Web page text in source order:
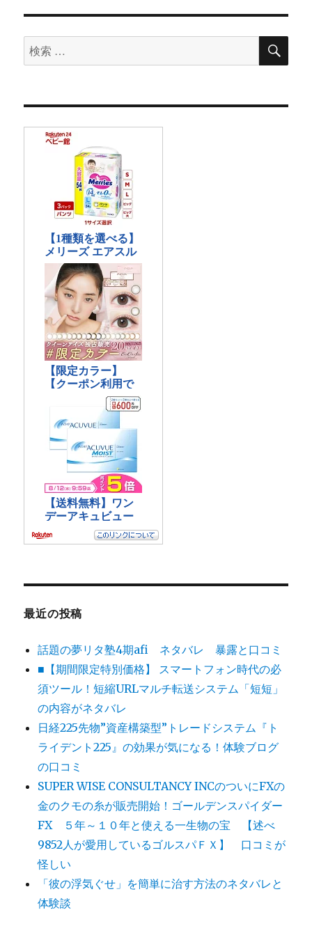
検
索
象:
検
最近の投稿
話題の夢リタ塾4期afi ネタバレ 暴露と口コミ
■【期間限定特別価格】 スマートフォン時代の必
須ツール！短縮URLマルチ転送システム「短短」
の内容がネタバレ
日経225先物”資産構築型”トレードシステム『ト
ライデント225』の効果が気になる！体験ブログ
の口コミ
SUPER WISE CONSULTANCY INCのついにFXの
金のクモの糸が販売開始！ゴールデンスパイダー
FX ５年～１０年と使える一生物の宝 【述べ
9852人が愛用しているゴルスパＦＸ】 口コミが
怪しい
「彼の浮気ぐせ」を簡単に治す方法のネタバレと
体験談